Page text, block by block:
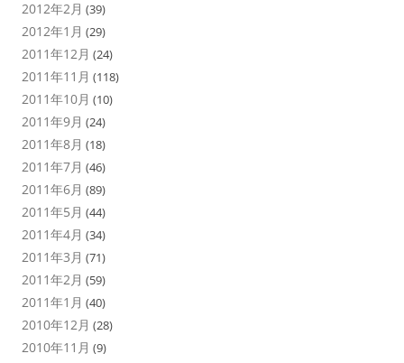
2012年2月 (39)
2012年1月 (29)
2011年12月 (24)
2011年11月 (118)
2011年10月 (10)
2011年9月 (24)
2011年8月 (18)
2011年7月 (46)
2011年6月 (89)
2011年5月 (44)
2011年4月 (34)
2011年3月 (71)
2011年2月 (59)
2011年1月 (40)
2010年12月 (28)
2010年11月 (9)